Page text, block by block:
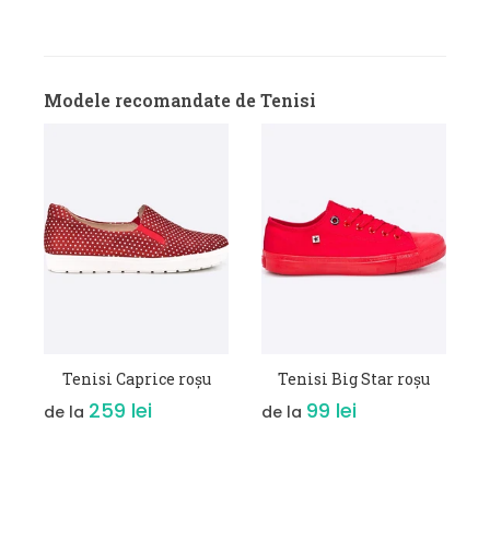
Modele recomandate de Tenisi
VEZI DETALII
Tenisi Caprice roșu
de la 259 lei
VEZI DETALII
Tenisi Big Star roșu
de la 99 lei